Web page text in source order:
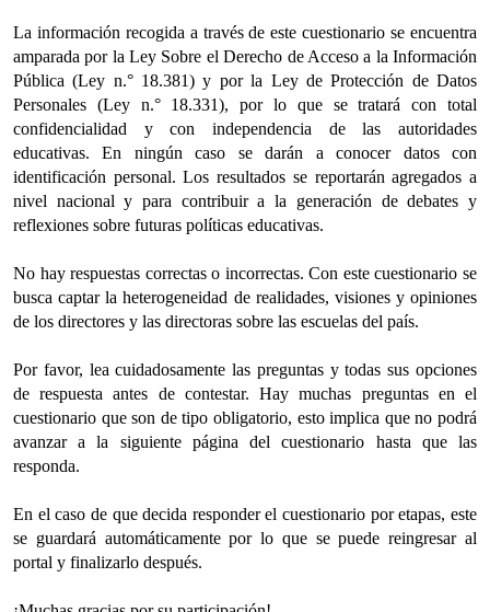
La información recogida a través de este cuestionario se encuentra
amparada por la Ley Sobre el Derecho de Acceso a la Información
Pública (Ley n.° 18.381) y por la Ley de Protección de Datos
Personales (Ley n.° 18.331), por lo que se tratará con total
confidencialidad y con independencia de las autoridades
educativas. En ningún caso se darán a conocer datos con
identificación personal. Los resultados se reportarán agregados a
nivel nacional y para contribuir a la generación de debates y
reflexiones sobre futuras políticas educativas.
No hay respuestas correctas o incorrectas. Con este cuestionario se
busca captar la heterogeneidad de realidades, visiones y opiniones
de los directores y las directoras sobre las escuelas del país.
Por favor, lea cuidadosamente las preguntas y todas sus opciones
de respuesta antes de contestar. Hay muchas preguntas en el
cuestionario que son de tipo obligatorio, esto implica que no podrá
avanzar a la siguiente página del cuestionario hasta que las
responda.
En el caso de que decida responder el cuestionario por etapas, este
se guardará automáticamente por lo que se puede reingresar al
portal y finalizarlo después.